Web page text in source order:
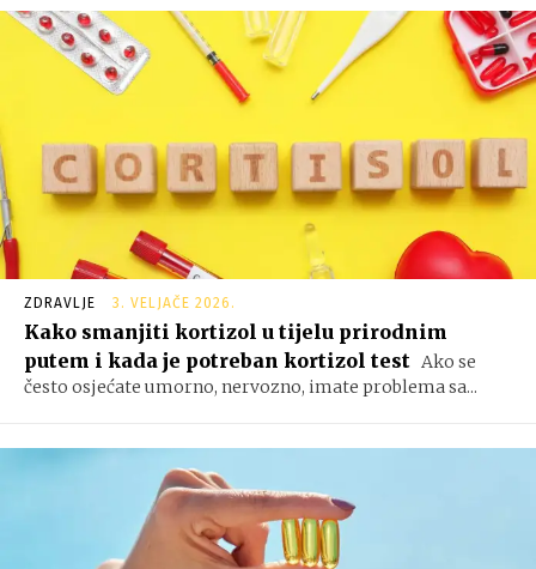
ZDRAVLJE 3. VELJAČE 2026.
Kako smanjiti kortizol u tijelu prirodnim
putem i kada je potreban kortizol test Ako se
često osjećate umorno, nervozno, imate problema sa...